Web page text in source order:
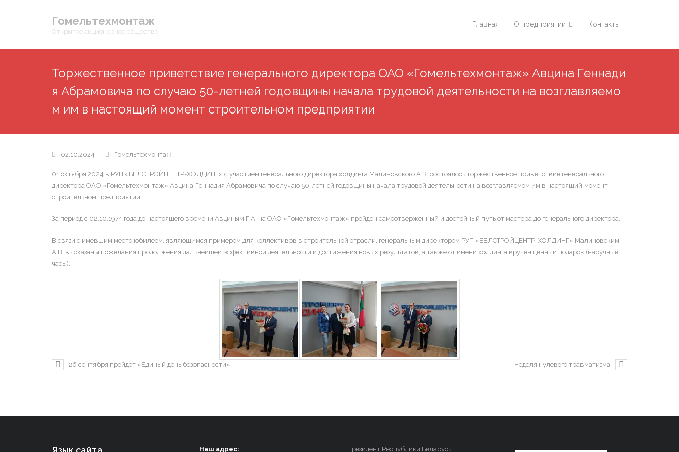
Гомельтехмонтаж
Открытое акционерное общество
Главная О предприятии Контакты
Торжественное приветствие генерального директора ОАО «Гомельтехмонтаж» Авцина Геннади
я Абрамовича по случаю 50-летней годовщины начала трудовой деятельности на возглавляемо
м им в настоящий момент строительном предприятии
02.10.2024 Гомельтехмонтаж
01 октября 2024 в РУП «БЕЛСТРОЙЦЕНТР-ХОЛДИНГ» с участием генерального директора холдинга Малиновского А.В. состоялось торжественное приветствие генерального
директора ОАО «Гомельтехмонтаж» Авцина Геннадия Абрамовича по случаю 50-летней годовщины начала трудовой деятельности на возглавляемом им в настоящий момент
строительном предприятии.
За период с 02.10.1974 года до настоящего времени Авциным Г.А. на ОАО «Гомельтехмонтаж» пройден самоотверженный и достойный путь от мастера до генерального директора.
В связи с имевшим место юбилеем, являющимся примером для коллективов в строительной отрасли, генеральным директором РУП «БЕЛСТРОЙЦЕНТР-ХОЛДИНГ» Малиновским
А.В. высказаны пожелания продолжения дальнейшей эффективной деятельности и достижения новых результатов, а также от имени холдинга вручен ценный подарок (наручные
часы).
26 сентября пройдет «Единый день безопасности» Неделя нулевого травматизма
Наш адрес: Президент Республики Беларусь